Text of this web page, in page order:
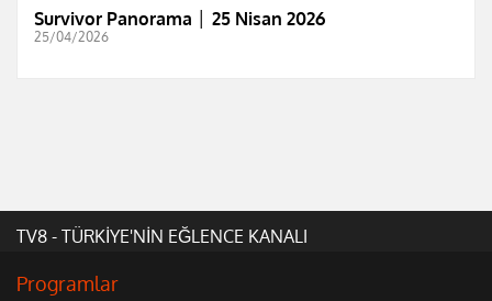
Survivor Panorama │ 25 Nisan 2026
25/04/2026
TV8 - TÜRKİYE'NİN EĞLENCE KANALI
Programlar